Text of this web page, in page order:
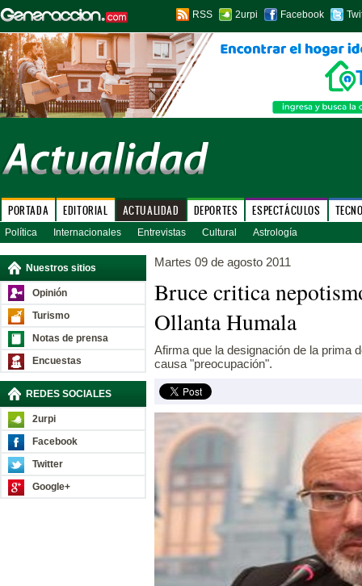
RSS 2urpi Facebook
PORTADA EDITORIAL ACTUALIDAD DEPORTES ESPECTÁCULOS
Política Internacionales Entrevistas Cultural Astrología
Nuestros sitios
Opinión
Turismo
Notas de prensa
Encuestas
REDES SOCIALES
2urpi
Facebook
Twitter
Google+
Martes 09 de agosto 2011
Bruce critica
Ollanta Humala
Afirma que la designación de la prima
causa "preocupación".